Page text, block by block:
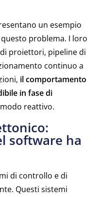
un esempio
problema. I loro
proiettori, pipeline di
continuo a
il comportamento
in fase di
reattivo.
software ha
di controllo e di
Questi sistemi